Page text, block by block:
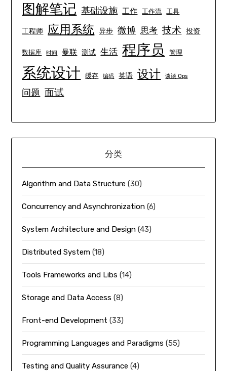
图解笔记 基础设施 工作 工作流 工具
工程师 应用系统 异步 微博 思考 技术 投资
数据库 时间 曼联 测试 生活 程序员 管理
系统设计 缓存 编码 英语 设计 谈谈 Ops
问题 面试
分类
Algorithm and Data Structure (30)
Concurrency and Asynchronization (6)
System Architecture and Design (43)
Distributed System (18)
Tools Frameworks and Libs (14)
Storage and Data Access (8)
Front-end Development (33)
Programming Languages and Paradigms (55)
Testing and Quality Assurance (4)